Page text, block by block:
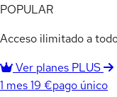
POPULAR
Acceso ilimitado a
Ver planes PLUS
1 mes19 €pago único